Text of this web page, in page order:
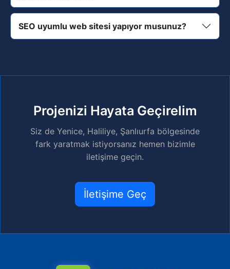
SEO uyumlu web sitesi yapıyor musunuz?
Projenizi Hayata Geçirelim
Siz de Yenice, Haliliye, Şanlıurfa bölgesinde
fark yaratmak istiyorsanız hemen bizimle
iletişime geçin.
İletişime Geç